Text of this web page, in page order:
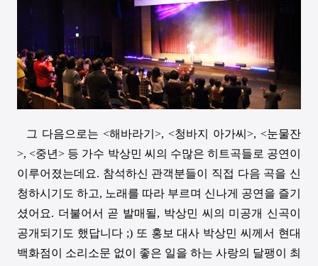
그 다음으로는<해바라기>, <청바지 아가씨>, <눈물잔
>, <중년> 등 가수 박상민 씨의 수많은 히트곡들로 공연이
이루어졌는데요. 참석하신 관객분들이 직접 다음 곡을 신
청하시기도 하고, 노래를 따라 부르며 신나게 공연을 즐기
셨어요. 더불어서 곧 발매될, 박상민 씨의 미공개 신곡이
공개되기도 했답니다;) 또 홍보 대사 박상민 씨께서 현대
백화점이 소리소문 없이 좋은 일을 하는 사랑의 달팽이 최